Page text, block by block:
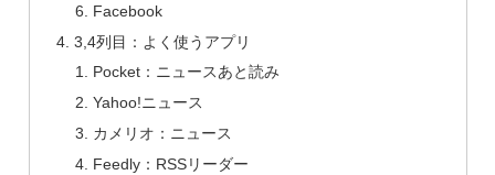
Facebook
3,4列目：よく使うアプリ
Pocket：ニュースあと読み
Yahoo!ニュース
カメリオ：ニュース
Feedly：RSSリーダー